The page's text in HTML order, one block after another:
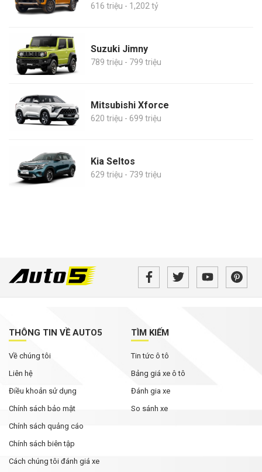
616 triệu - 1,202 tỷ
Suzuki Jimny
789 triệu - 799 triệu
Mitsubishi Xforce
620 triệu - 699 triệu
Kia Seltos
629 triệu - 739 triệu
THÔNG TIN VỀ AUTO5
Về chúng tôi
Liên hệ
Điều khoản sử dụng
Chính sách bảo mật
Chính sách quảng cáo
Chính sách biên tập
Cách chúng tôi đánh giá xe
TÌM KIẾM
Tin tức ô tô
Bảng giá xe ô tô
Đánh gia xe
So sánh xe